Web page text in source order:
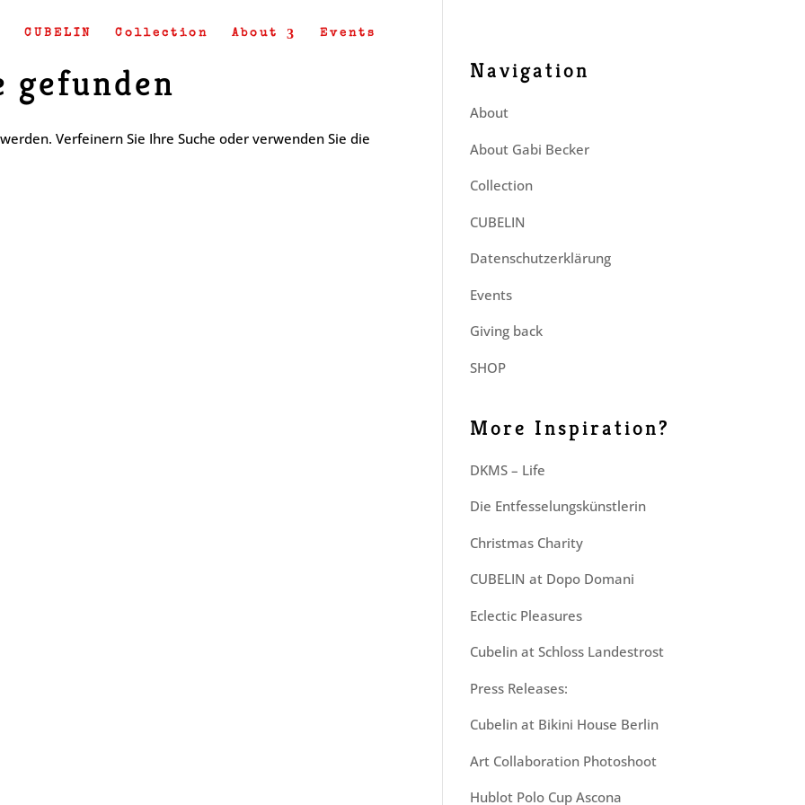
CUBELIN Collection About Events
gefunden
Verfeinern Sie Ihre Suche oder verwenden Sie die
Navigation
About
About Gabi Becker
Collection
CUBELIN
Datenschutzerklärung
Events
Giving back
SHOP
More Inspiration?
DKMS – Life
Die Entfesselungskünstlerin
Christmas Charity
CUBELIN at Dopo Domani
Eclectic Pleasures
Cubelin at Schloss Landestrost
Press Releases:
Cubelin at Bikini House Berlin
Art Collaboration Photoshoot
Hublot Polo Cup Ascona